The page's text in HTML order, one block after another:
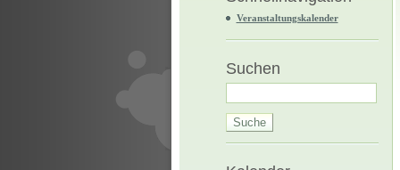
Veranstaltungskalender
Suchen